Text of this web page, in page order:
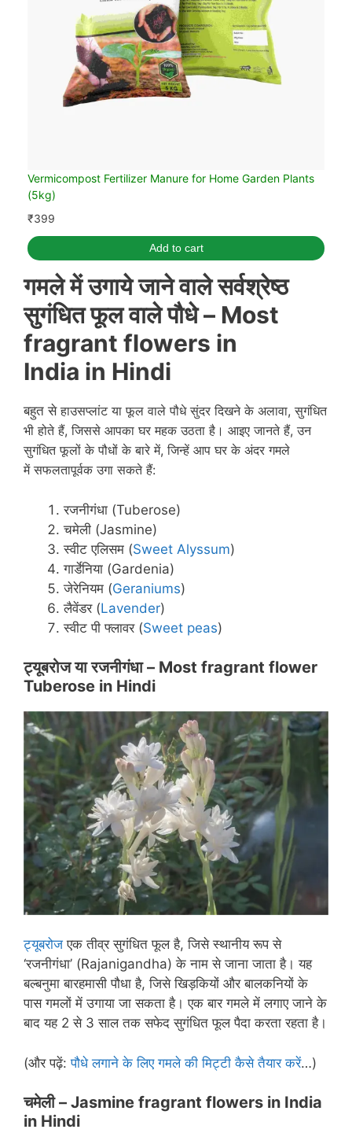
Vermicompost Fertilizer Manure for Home Garden Plants
(5kg)
₹399
Add to cart
गमले में उगाये जाने वालेसर्वश्रेष्ठ
सुगंधित फूल वाले पौधे – Most
fragrant flowers in
India in Hindi
बहुत सेहाउसप्लांट याफूल वाले पौधे सुंदर दिखने के अलावा, सुगंधित
भी होते हैं, जिससे आपका घर महक उठता है। आइए जानते हैं, उन
सुगंधित फूलों के पौधों के बारे में, जिन्हें आपघर के अंदर गमले
में सफलतापूर्वक उगा सकते हैं:
रजनीगंधा (Tuberose)
चमेली (Jasmine)
स्वीट एलिसम (Sweet Alyssum)
गार्डेनिया (Gardenia)
जेरेनियम (Geraniums)
लैवेंडर (Lavender)
स्वीट पी फ्लावर (Sweet peas)
ट्यूबरोज या रजनीगंधा – Most fragrant flower
Tuberose in Hindi
ट्यूबरोज एक तीव्र सुगंधित फूल है, जिसे स्थानीय रूप से
‘रजनीगंधा’ (Rajanigandha) के नाम से जाना जाता है। यह
बल्बनुमा बारहमासी पौधा है, जिसे खिड़कियों और बालकनियों के
पास गमलों में उगाया जा सकता है। एक बार गमले में लगाए जाने के
बाद यह 2 से 3 साल तक सफेद सुगंधित फूल पैदा करता रहता है।
(और पढ़ें:पौधे लगाने के लिए गमले की मिट्टी कैसे तैयार करें…)
चमेली – Jasmine fragrant flowers in India
in Hindi